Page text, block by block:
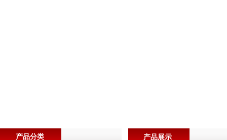
产品展示
产品分类